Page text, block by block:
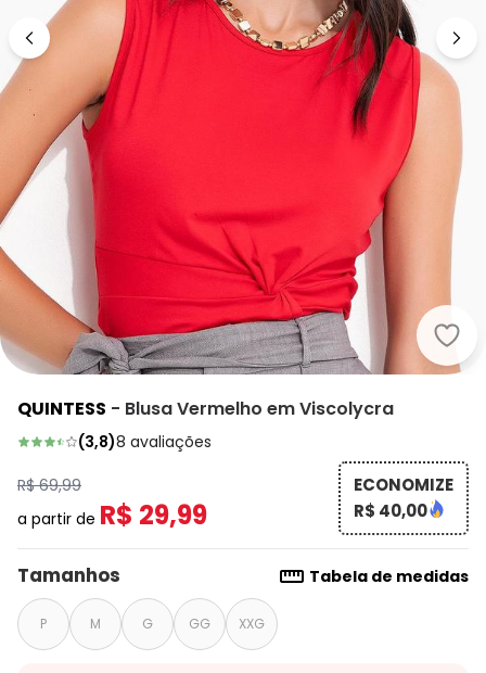
QUINTESS - Blusa Vermelho em Viscolycra
(3,8)8 avaliações
R$ 69,99
a partir de R$ 29,99
ECONOMIZE
R$ 40,00
Tamanhos Tabela de medidas
P M G GG XXG